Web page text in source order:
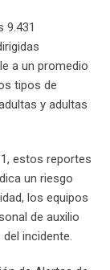
9.431
a un promedio
tipos de
y adultas
estos reportes
un riesgo
los equipos
de auxilio
incidente.